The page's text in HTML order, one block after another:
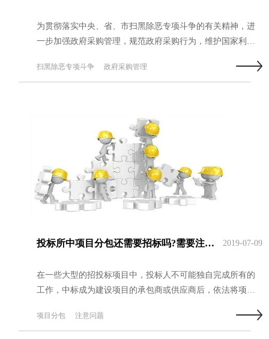
为贯彻落实中央、省、市扫黑除恶专项斗争的有关精神，进
一步加强政府采购管理，规范政府采购行为，维护国家利益
斗争工作部署，按照“有黑扫黑、无黑除恶、无恶...
扫黑除恶专项斗争 政府采购管理
投标所中项目分包还需要招标吗?需要注意哪些问题? 2019-07-09
在一些大型的招投标项目中，投标人不可能独自完成所有的
工作，中标成为建设项目的承包商或供应商后，依法将项目
所中项目分包还需要招标吗？...
项目分包 注意问题